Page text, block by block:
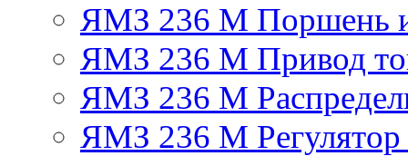
ЯМЗ 236 М Поршень
ЯМЗ 236 М Привод
ЯМЗ 236 М
ЯМЗ 236 М Регулятор